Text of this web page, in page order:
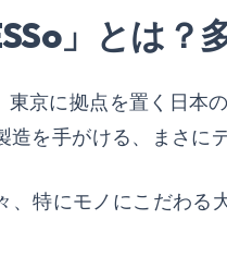
」とは？
東京に拠点を置く日
造を手がける、まさに
、特にモノにこだわる